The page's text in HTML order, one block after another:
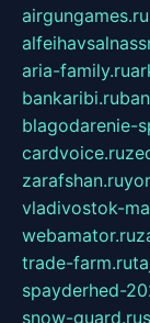
airgungames.ru
aria-family.ru
bankaribi.ru
blagodarenie-
cardvoice.ru
zarafshan.ru
vladivostok-
webamator.ru
trade-farm.ru
spayderhed-
snow-guard.ru